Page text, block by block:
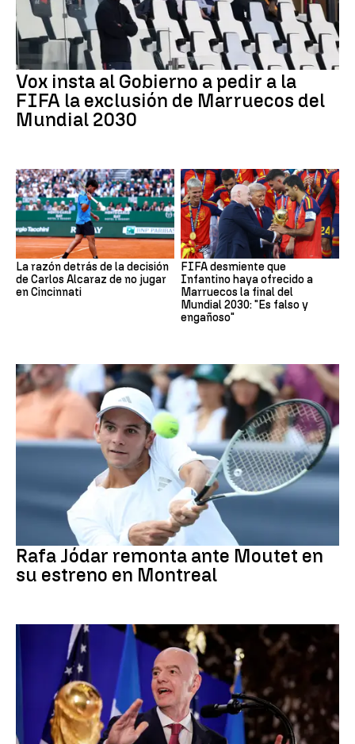
Vox insta al Gobierno a pedir a la
FIFA la exclusión de Marruecos del
Mundial 2030
La razón detrás de la decisión
de Carlos Alcaraz de no jugar
en Cincinnati
FIFA desmiente que
Infantino haya ofrecido a
Marruecos la final del
Mundial 2030: "Es falso y
engañoso"
Rafa Jódar remonta ante Moutet en
su estreno en Montreal